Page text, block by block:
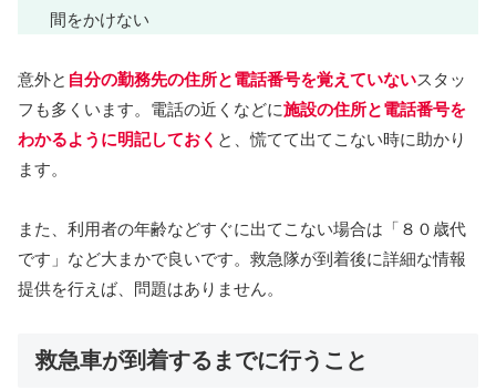
間をかけない
意外と 自分の勤務先の住所と電話番号を覚えていないスタッ
フも多くいます。電話の近くなどに施設の住所と電話番号を
わかるように明記しておく と、慌てて出てこない時に助かり
ます。
また、利用者の年齢などすぐに出てこない場合は「８０歳代
です」など大まかで良いです。救急隊が到着後に詳細な情報
提供を行えば、問題はありません。
救急車が到着するまでに行うこと